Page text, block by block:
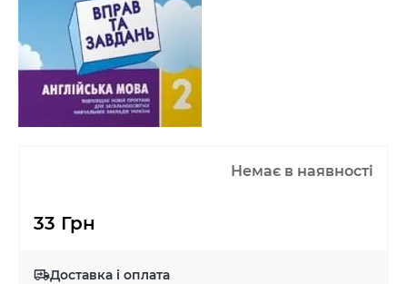
Немає в наявності
33 Грн
Доставка і оплата